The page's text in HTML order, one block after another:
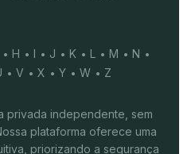
H I J K L M
N
V X Y W Z
privada independente, sem
plataforma oferece uma
priorizando a segurança